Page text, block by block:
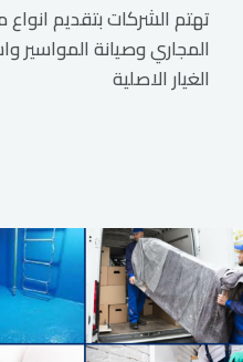
تهتم الشركات بتقديم
المجاري وصيانة المواسير
الغيار الاصلية